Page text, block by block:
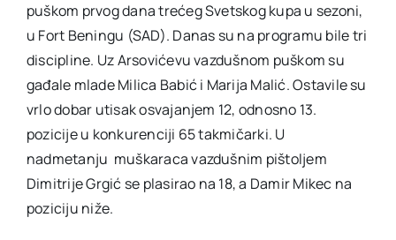
puškom prvog dana trećeg Svetskog kupa u sezoni,
u Fort Beningu (SAD). Danas su na programu bile tri
discipline. Uz Arsovićevu vazdušnom puškom su
gađale mlade Milica Babić i Marija Malić. Ostavile su
vrlo dobar utisak osvajanjem 12, odnosno 13.
pozicije u konkurenciji 65 takmičarki. U
nadmetanju muškaraca vazdušnim pištoljem
Dimitrije Grgić se plasirao na 18, a Damir Mikec na
poziciju niže.